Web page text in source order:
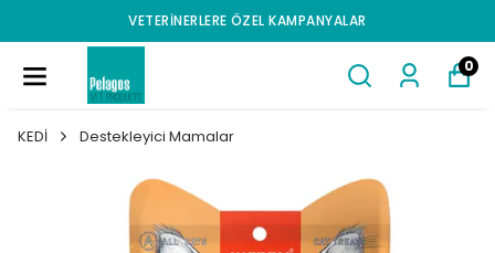
VETERINERLERE ÖZEL KAMPANYALAR
0
KEDİ Destekleyici Mamalar